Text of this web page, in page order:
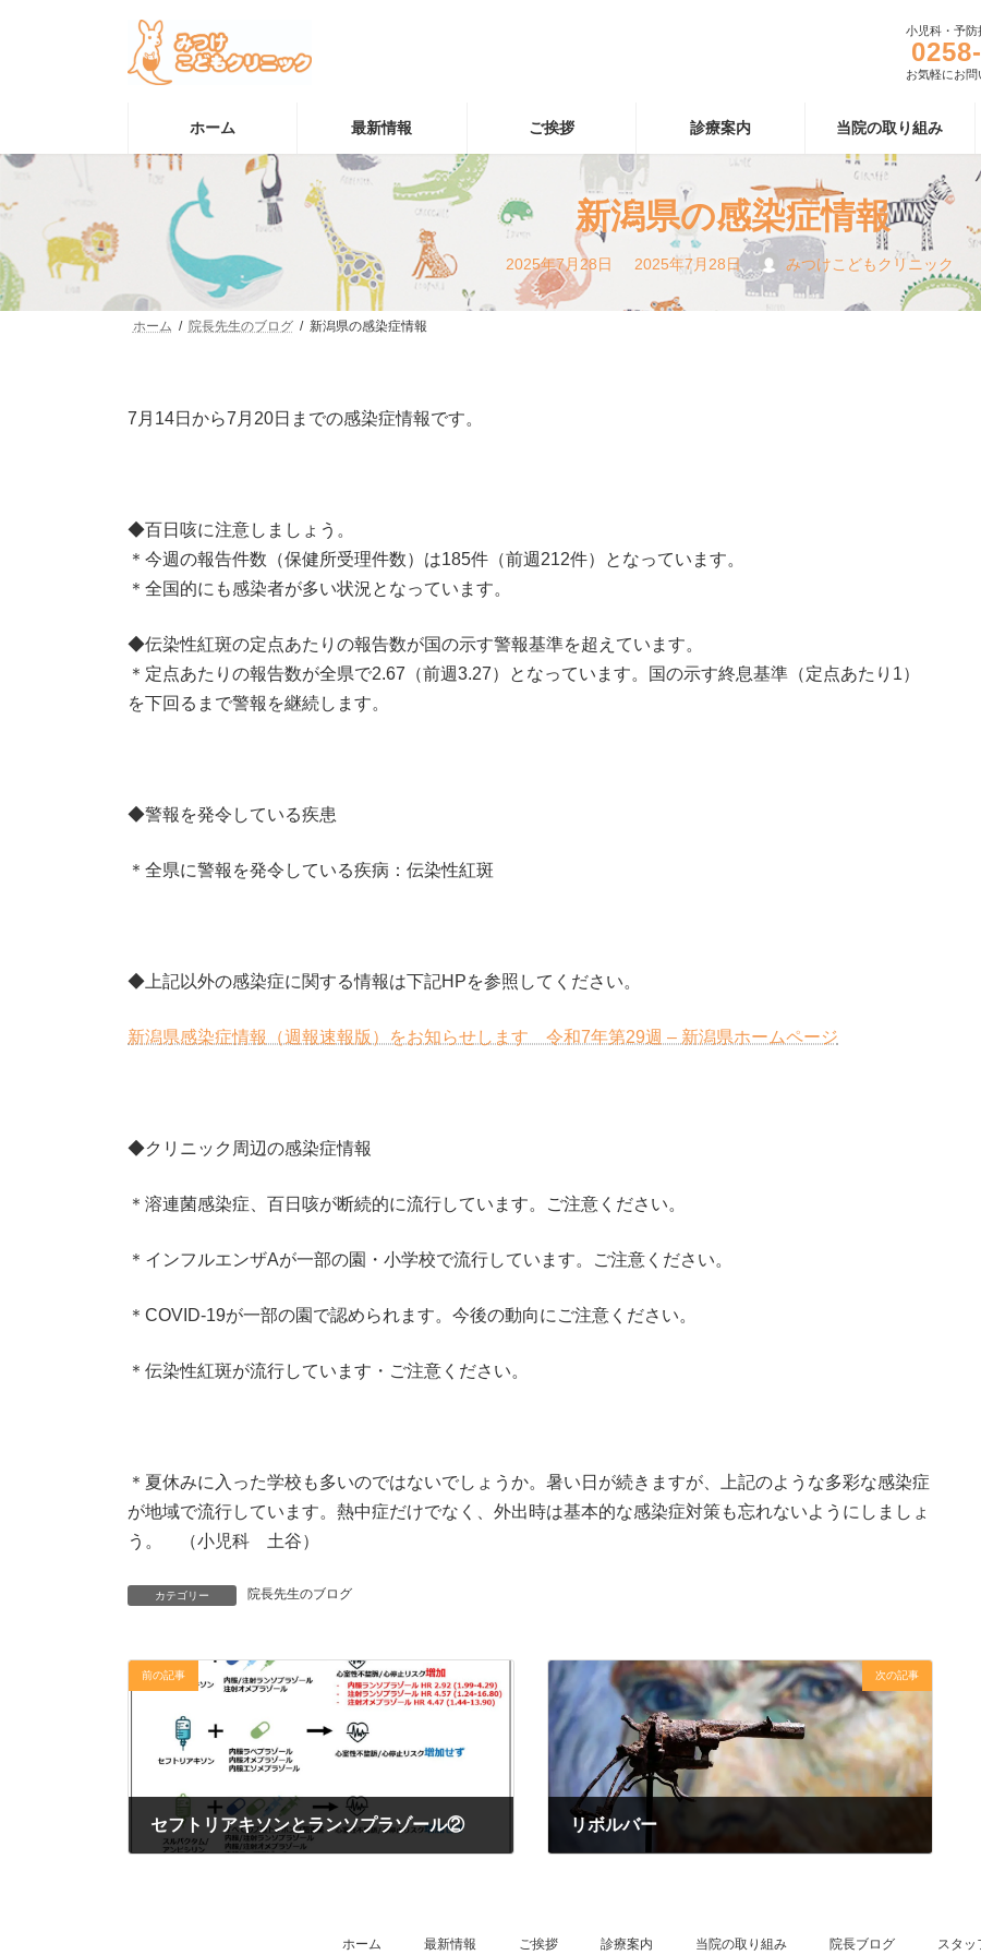
キ
プ
に
動
小児科・予
お気軽にお
ホーム 最新情報 ご挨拶 診療案内 当院の取り組み
新潟県の感染症情報
2025年7月28日
最
終
日
2025年7月28日 みつけこどもクリニック
ホーム 院長先生のブログ 新潟県の感染症情報
7月14日から7月20日​​までの感染症情報です。
◆百日咳に注意しましょう。
＊今週の報告件数（保健所受理件数）は185件（前週212件）となっています。
＊全国的にも感染者が多い状況となっています。
◆伝染性紅斑の定点あたりの報告数が国の示す警報基準を超えています。
＊定点あたりの報告数が全県で2.67（前週3.27）となっています。国の示す終息基準（定点あたり1）
を下回るまで警報を継続します。
◆警報を発令している疾患
＊全県に警報を発令している疾病：伝染性紅斑
◆上記以外の感染症に関する情報は下記HPを参照してください。
新潟県感染症情報（週報速報版）をお知らせします 令和7年第29週 – 新潟県ホームページ
◆クリニック周辺の感染症情報
＊溶連菌感染症、百日咳が断続的に流行しています。ご注意ください。
＊インフルエンザAが一部の園・小学校で流行しています。ご注意ください。
＊COVID-19が一部の園で認められます。今後の動向にご注意ください。
＊伝染性紅斑が流行しています・ご注意ください。
＊夏休みに入った学校も多いのではないでしょうか。暑い日が続きますが、上記のような多彩な感染症
が地域で流行しています。熱中症だけでなく、外出時は基本的な感染症対策も忘れないようにしましょ
う。 （小児科 土谷）
カテゴリー 院長先生のブログ
前の記事
セフトリアキソンとランソプラゾール②
次の記事
リボルバー
ホーム 最新情報 ご挨拶 診療案内 当院の取り組み 院長ブログ スタッ